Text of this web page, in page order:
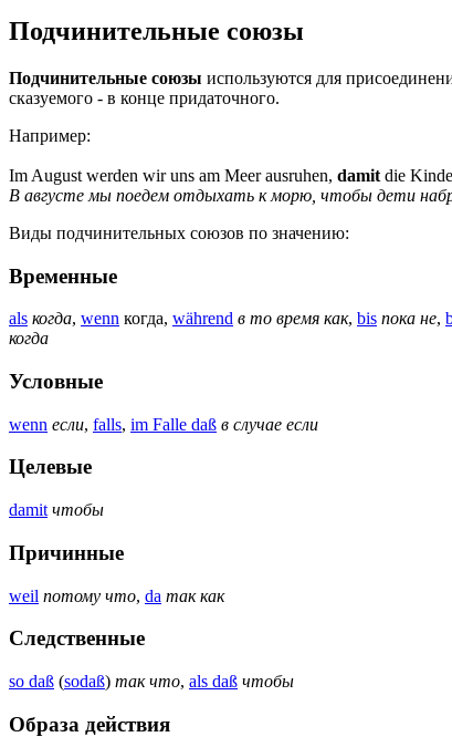
Подчинительные союзы
Подчинительные союзы используются для
сказуемого - в конце придаточного.
Например:
Im August werden wir uns am Meer ausruhen, damit die
В августе мы поедем отдыхать к морю, чтобы дети
Виды подчинительных союзов по значению:
Временные
als когда, wenn когда, während в то время как, bis пока не,
когда
Условные
wenn если, falls, im Falle daß в случае если
Целевые
damit чтобы
Причинные
weil потому что, da так как
Следственные
so daß (sodaß) так что, als daß чтобы
Образа действия